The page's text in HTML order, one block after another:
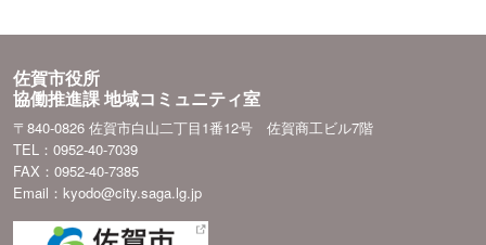
佐賀市役所
協働推進課 地域コミュニティ室
〒840-0826 佐賀市白山二丁目1番12号 佐賀商工ビル7階
TEL：0952-40-7039
FAX：0952-40-7385
Email：kyodo@city.saga.lg.jp